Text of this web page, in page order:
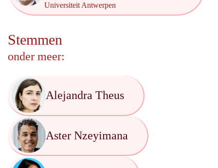
Universiteit Antwerpen
Stemmen
onder meer:
Alejandra Theus
Aster Nzeyimana